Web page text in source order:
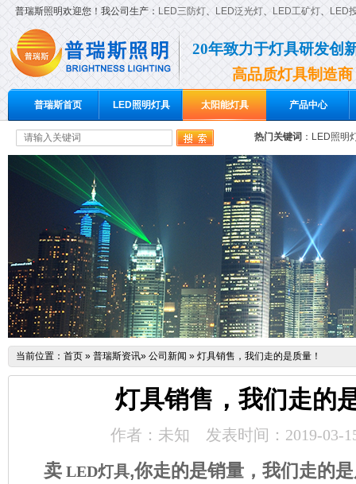
普瑞斯照明欢迎您！我公司生产： LED三防灯、 LED泛光灯、 LED工矿灯、 LED
20年致力于灯具研发创
高品质灯具制造商
普瑞斯首页 LED照明灯具 太阳能灯具 产品中心
热门关键词 ： LED照明
当前位置： 首页 » 普瑞斯资讯» 公司新闻 » 灯具销售，我们走的是质量！
灯具销售，我们走的
作者：未知 发表时间：2019-03-
卖 LED灯具,你走的是销量，我们走的